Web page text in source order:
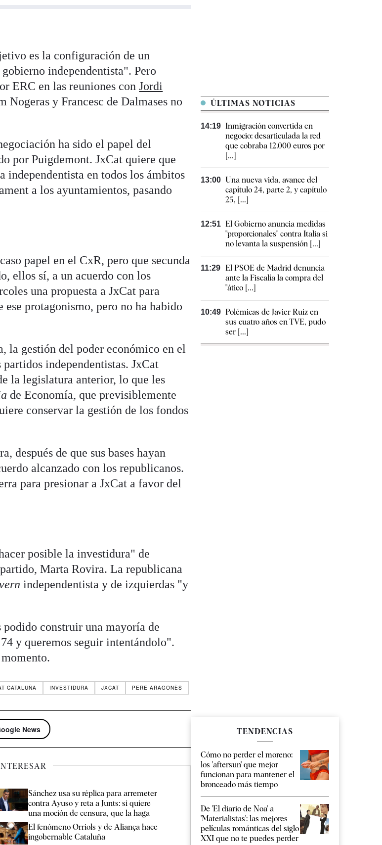
es la configuración de un
independentista". Pero
ERC en las reuniones conJordi
Nogeras y Francesc de Dalmases no
ha sido el papel del
por Puigdemont. JxCat quiere que
independentista en todos los ámbitos
a los ayuntamientos, pasando
papel en el CxR, pero que secunda
ellos sí, a un acuerdo con los
una propuesta a JxCat para
protagonismo, pero no ha habido
la gestión del poder económico en el
independentistas. JxCat
la legislatura anterior, lo que les
de Economía, que previsiblemente
conservar la gestión de los fondos
después de que sus bases hayan
alcanzado con los republicanos.
para presionar a JxCat a favor del
posible la investidura" de
Marta Rovira. La republicana
independentista y de izquierdas "y
construir una mayoría de
y queremos seguir intentándolo".
CATALUÑA INVESTIDURA JXCAT PERE ARAGONÈS
News
Sánchez usa su réplica para arremeter
contra Ayuso y reta a Junts: si quiere
una moción de censura, que la haga
El fenómeno Orriols y de Aliança hace
ingobernable Cataluña
ÚLTIMAS NOTICIAS
14:19 Inmigración convertida en
negocio: desarticulada la red
que cobraba 12.000 euros por
[...]
13:00 Una nueva vida, avance del
capítulo 24, parte 2, y capítulo
25, [...]
12:51 El Gobierno anuncia medidas
"proporcionales" contra Italia si
no levanta la suspensión [...]
11:29 El PSOE de Madrid denuncia
ante la Fiscalía la compra del
"ático [...]
10:49 Polémicas de Javier Ruiz en
sus cuatro años en TVE, pudo
ser [...]
TENDENCIAS
Cómo no perder el moreno:
los 'aftersun' que mejor
funcionan para mantener el
bronceado más tiempo
De 'El diario de Noa' a
'Materialistas': las mejores
películas románticas del siglo
XXI que no te puedes perder